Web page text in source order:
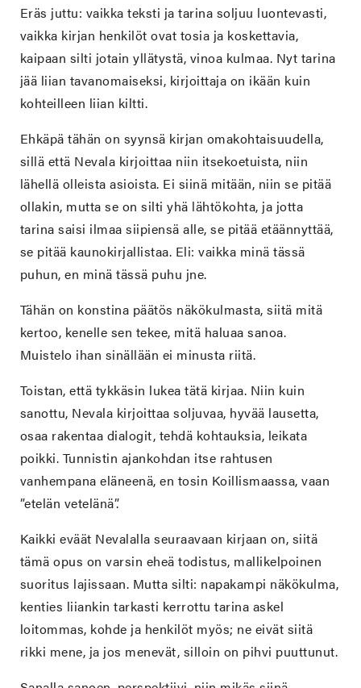
Eräs juttu: vaikka teksti ja tarina soljuu luontevasti,
vaikka kirjan henkilöt ovat tosia ja koskettavia,
kaipaan silti jotain yllätystä, vinoa kulmaa. Nyt tarina
jää liian tavanomaiseksi, kirjoittaja on ikään kuin
kohteilleen liian kiltti.
Ehkäpä tähän on syynsä kirjan omakohtaisuudella,
sillä että Nevala kirjoittaa niin itsekoetuista, niin
lähellä olleista asioista. Ei siinä mitään, niin se pitää
ollakin, mutta se on silti yhä lähtökohta, ja jotta
tarina saisi ilmaa siipiensä alle, se pitää etäännyttää,
se pitää kaunokirjallistaa. Eli: vaikka minä tässä
puhun, en minä tässä puhu jne.
Tähän on konstina päätös näkökulmasta, siitä mitä
kertoo, kenelle sen tekee, mitä haluaa sanoa.
Muistelo ihan sinällään ei minusta riitä.
Toistan, että tykkäsin lukea tätä kirjaa. Niin kuin
sanottu, Nevala kirjoittaa soljuvaa, hyvää lausetta,
osaa rakentaa dialogit, tehdä kohtauksia, leikata
poikki. Tunnistin ajankohdan itse rahtusen
vanhempana eläneenä, en tosin Koillismaassa, vaan
”etelän vetelänä”.
Kaikki eväät Nevalalla seuraavaan kirjaan on, siitä
tämä opus on varsin eheä todistus, mallikelpoinen
suoritus lajissaan. Mutta silti: napakampi näkökulma,
kenties liiankin tarkasti kerrottu tarina askel
loitommas, kohde ja henkilöt myös; ne eivät siitä
rikki mene, ja jos menevät, silloin on pihvi puuttunut.